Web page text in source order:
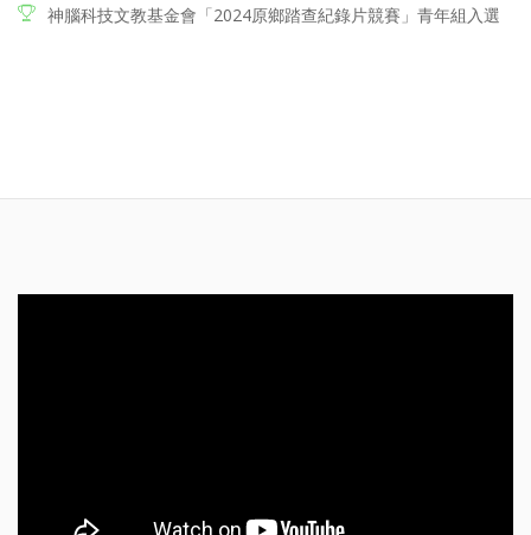
神腦科技文教基金會「2024原鄉踏查紀錄片競賽」青年組入選